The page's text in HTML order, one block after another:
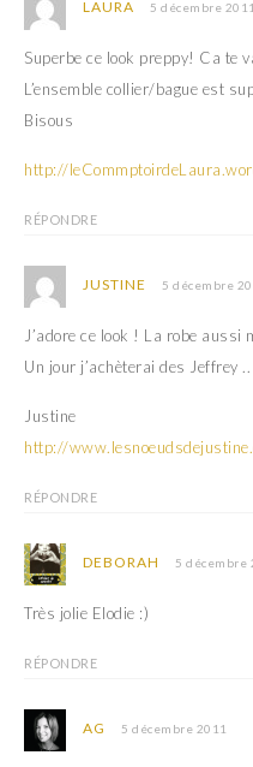
LAURA 5 décembre 2011
Superbe ce look preppy! Ca te
L’ensemble collier/bague est
Bisous
http://
RÉPONDRE
JUSTINE 5 décembre
J’adore ce look ! La robe aussi
Un jour j’achèterai des Jeffrey
Justine
http://
RÉPONDRE
DEBORAH 5 décembre
Très jolie Elodie :)
RÉPONDRE
AG 5 décembre 2011